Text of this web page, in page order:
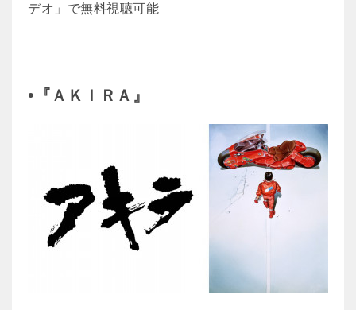
デオ」で無料視聴可能
•『ＡＫＩＲＡ』